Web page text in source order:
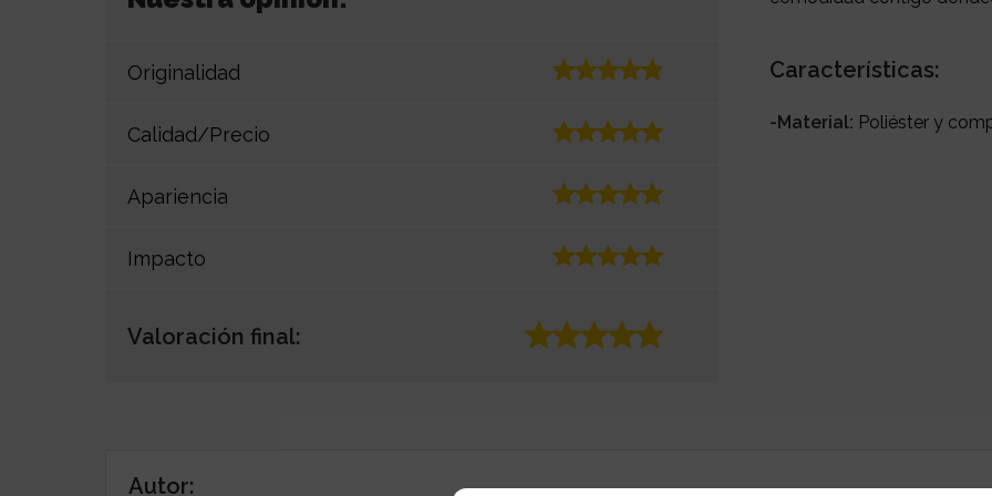
Originalidad
Calidad/Precio
Apariencia
Impacto
Valoración final:
Características:
-Material: Poliéster y
Autor: